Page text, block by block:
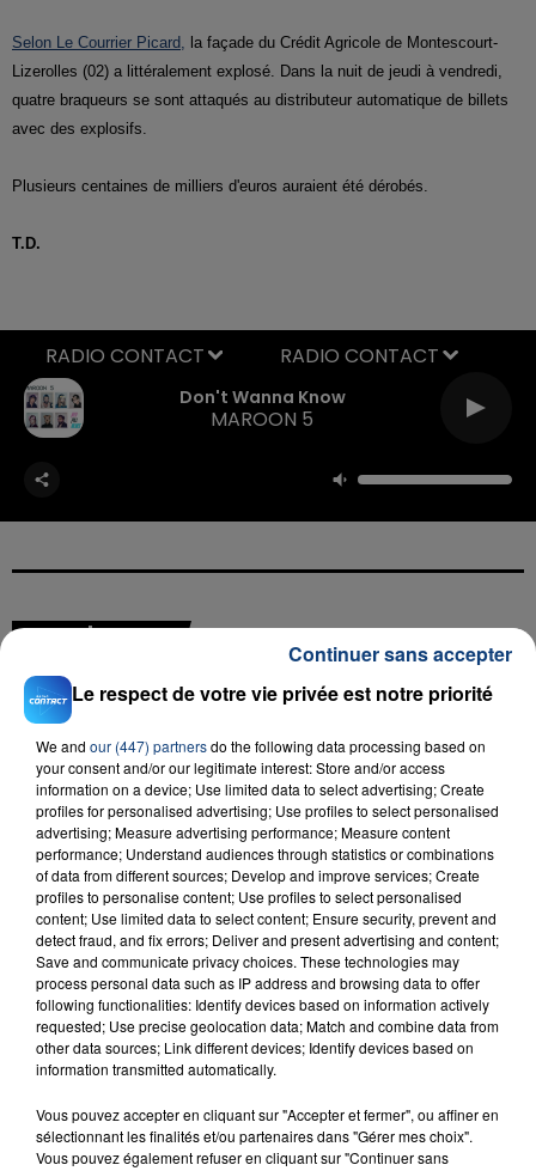
Selon Le Courrier Picard, la façade du Crédit Agricole de Montescourt-
Lizerolles (02) a littéralement explosé. Dans la nuit de jeudi à vendredi,
quatre braqueurs se sont attaqués au distributeur automatique de billets
avec des explosifs.
Plusieurs centaines de milliers d'euros auraient été dérobés.
T.D.
Don't Wanna Know
MAROON 5
RADIO CONTACT
FIL D'ACTU
23 juillet 2026
INCENDIE MORTEL À LENS : UNE FEMME ET
SON BÉBÉ ENTRE LA VIE ET LA...
Un homme s'est immolé par le feu après avoir
aspergé sa compagne et leur bébé de trois mois
d'un liquide inflammable.
Le respect de votre vie privée est notre priorité
We and our (447) partnersdo the following data processing based on
your consent and/or our legitimate interest: Store and/or access
information on a device; Use limited data to select advertising; Create
profiles for personalised advertising; Use profiles to select personalised
advertising; Measure advertising performance; Measure content
performance; Understand audiences through statistics or combinations
of data from different sources; Develop and improve services; Create
profiles to personalise content; Use profiles to select personalised
content; Use limited data to select content; Ensure security, prevent and
detect fraud, and fix errors; Deliver and present advertising and content;
Save and communicate privacy choices. These technologies may
process personal data such as IP address and browsing data to offer
following functionalities: Identify devices based on information actively
requested; Use precise geolocation data; Match and combine data from
other data sources; Link different devices; Identify devices based on
information transmitted automatically.
Vous pouvez accepter en cliquant sur "Accepter et fermer", ou affiner en
sélectionnant les finalités et/ou partenaires dans "Gérer mes choix".
Vous pouvez également refuser en cliquant sur "Continuer sans
Continuer sans accepter